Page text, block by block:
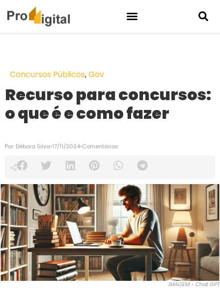
Concursos Públicos,Gov
Recurso para concursos:
o que é e como fazer
Por: Débora Silva 17/11/2024 Comentários
IMAGEM - Chat GPT